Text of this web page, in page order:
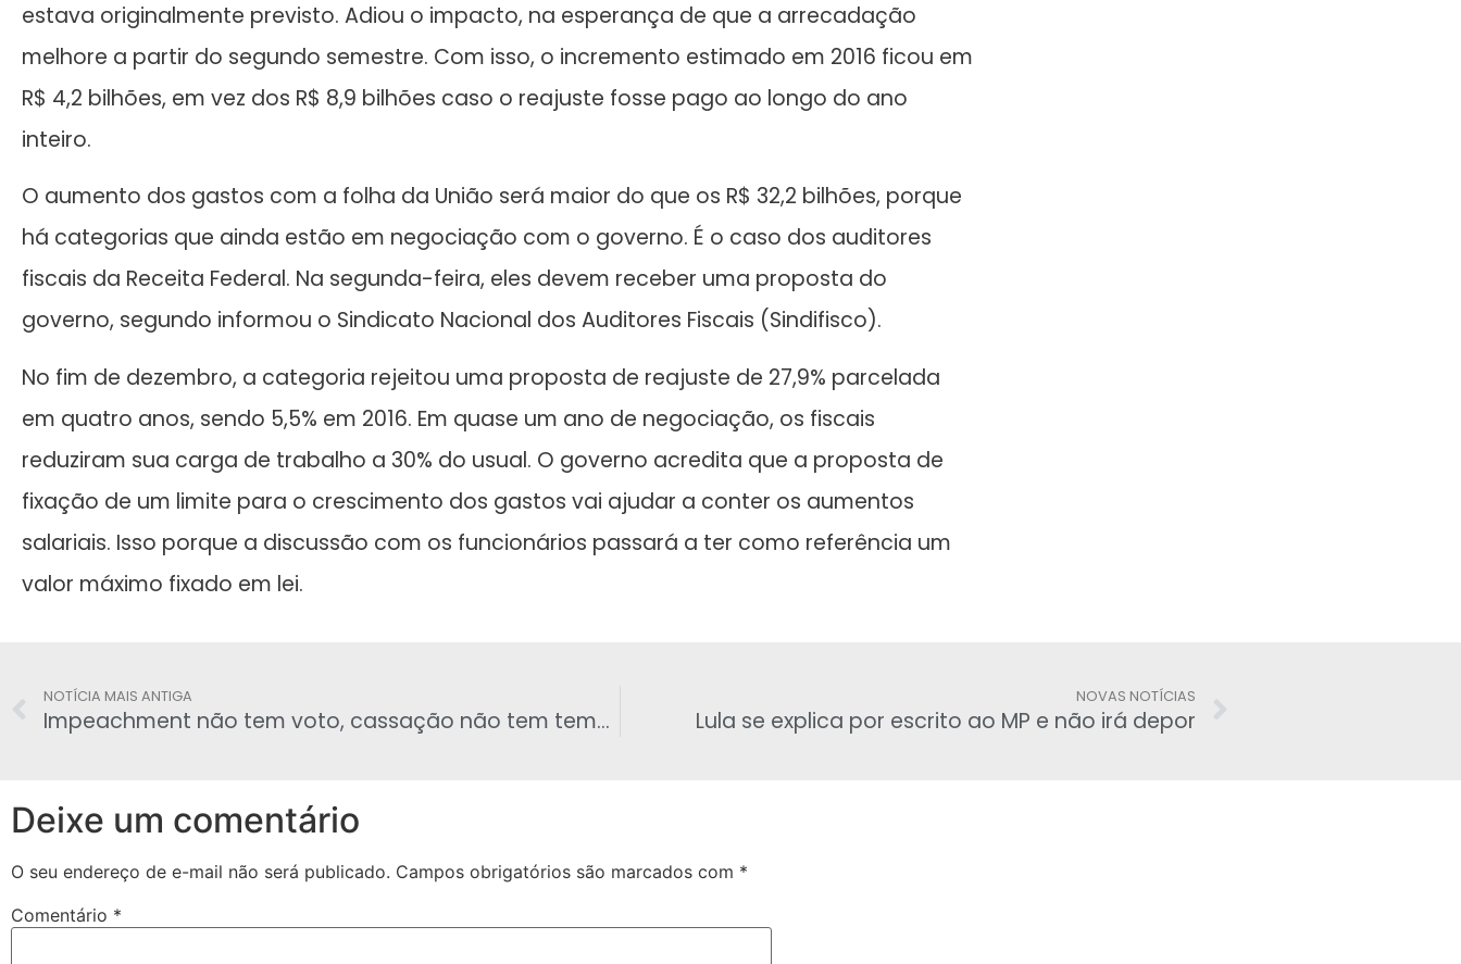
estava originalmente previsto. Adiou o impacto, na esperança de que a arrecadação
melhore a partir do segundo semestre. Com isso, o incremento estimado em 2016 ficou em
R$ 4,2 bilhões, em vez dos R$ 8,9 bilhões caso o reajuste fosse pago ao longo do ano
inteiro.
O aumento dos gastos com a folha da União será maior do que os R$ 32,2 bilhões, porque
há categorias que ainda estão em negociação com o governo. É o caso dos auditores
fiscais da Receita Federal. Na segunda-feira, eles devem receber uma proposta do
governo, segundo informou o Sindicato Nacional dos Auditores Fiscais (Sindifisco).
No fim de dezembro, a categoria rejeitou uma proposta de reajuste de 27,9% parcelada
em quatro anos, sendo 5,5% em 2016. Em quase um ano de negociação, os fiscais
reduziram sua carga de trabalho a 30% do usual. O governo acredita que a proposta de
fixação de um limite para o crescimento dos gastos vai ajudar a conter os aumentos
salariais. Isso porque a discussão com os funcionários passará a ter como referência um
valor máximo fixado em lei.
NOTÍCIA MAIS ANTIGA
Impeachment não tem voto, cassação não tem tempo
NOVAS NOTÍCIAS
Lula se explica por escrito ao MP e não irá depor
Deixe um comentário
O seu endereço de e-mail não será publicado. Campos obrigatórios são marcados com *
Comentário *